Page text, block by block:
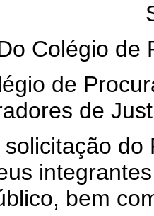
Colégio de
de
de
bem